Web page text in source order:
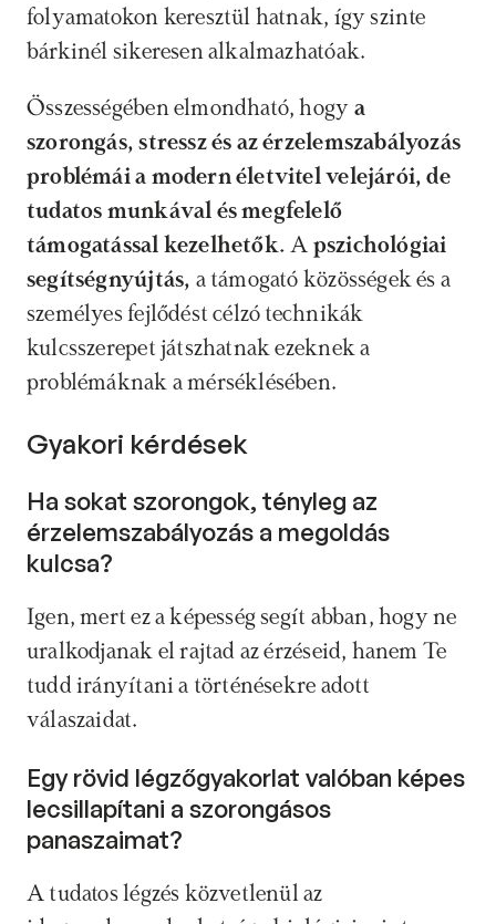
folyamatokon keresztül hatnak, így szinte
bárkinél sikeresen alkalmazhatóak.
Összességében elmondható, hogy a
szorongás, stressz és az érzelemszabályozás
problémái a modern életvitel velejárói, de
tudatos munkával és megfelelő
támogatással kezelhetők. A pszichológiai
segítségnyújtás, a támogató közösségek és a
személyes fejlődést célzó technikák
kulcsszerepet játszhatnak ezeknek a
problémáknak a mérséklésében.
Gyakori kérdések
Ha sokat szorongok, tényleg az
érzelemszabályozás a megoldás
kulcsa?
Igen, mert ez a képesség segít abban, hogy ne
uralkodjanak el rajtad az érzéseid, hanem Te
tudd irányítani a történésekre adott
válaszaidat.
Egy rövid légzőgyakorlat valóban képes
lecsillapítani a szorongásos
panaszaimat?
A tudatos légzés közvetlenül az